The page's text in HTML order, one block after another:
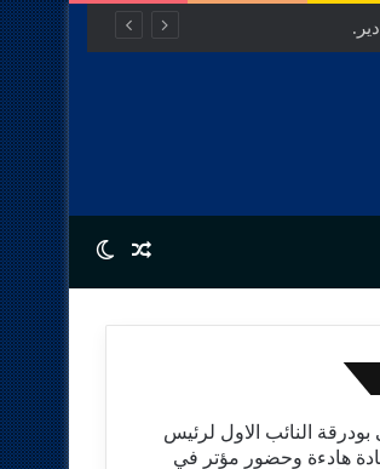
Random Article
Switch skin
النائب الاول لرئيس
هادءة وحضور مؤتر في